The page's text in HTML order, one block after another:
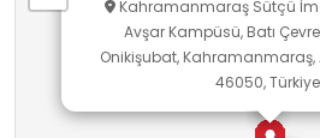
Kahramanmaraş Sütçü
Avşar Kampüsü, Batı
Onikişubat, Kahramanmaraş,
46050, Türkiye